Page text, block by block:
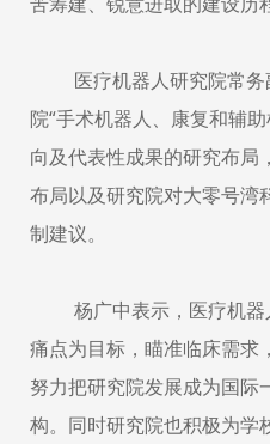
医疗机器人研究院常
院“手术机器人、康复和辅
向及代表性成果的研究布局
布局以及研究院对大零号湾
制建议。
杨广中表示，医疗机
痛点为目标，瞄准临床需求
努力把研究院发展成为国际
构。同时研究院也积极为学